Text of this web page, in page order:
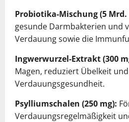
Probiotika-Mischung (5 Mrd.
gesunde Darmbakterien und
Verdauung sowie die
Ingwerwurzel-Extrakt (300
Magen, reduziert Übelkeit
Verdauungsgesundheit.
Psylliumschalen (250 mg):
Verdauungsregelmäßigkeit